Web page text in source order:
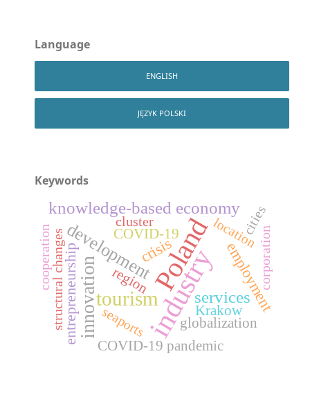
Language
ENGLISH
JĘZYK POLSKI
Keywords
industry
Poland
tourism
innovation
development
services
knowledge-based economy
employment
crisis
entrepreneurship Krakow
COVID-19 pandemic
COVID-19
region
globalization
location
cluster
corporation
structural changes seaports
cities
cooperation